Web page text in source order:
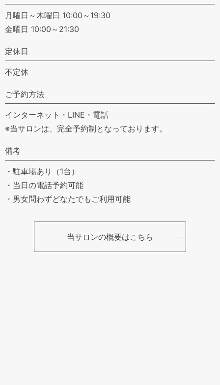
月曜日～木曜日 10:00～19:30
金曜日 10:00～21:30
定休日
不定休
ご予約方法
インターネット・LINE・電話
※当サロンは、完全予約制となっております。
備考
・駐車場あり（1台）
・当日の電話予約可能
・男女問わずどなたでもご利用可能
当サロンの概要はこちら